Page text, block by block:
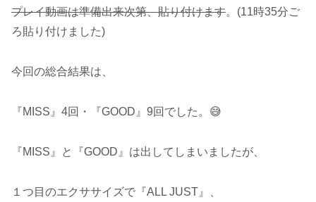
プレイ動画は準備出来次第、貼り付けます。(11時35分ご
ろ貼り付けました)
今回の総合結果は、
『MISS』4回・『GOOD』9回でした。😅
『MISS』と『GOOD』は出してしまいましたが、
１つ目のエクササイズで『ALL JUST』、